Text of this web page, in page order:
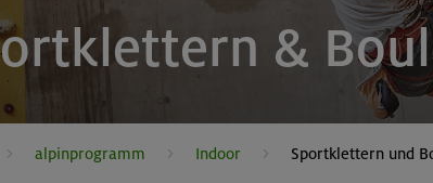
&
alpinprogramm Indoor Sportklettern und